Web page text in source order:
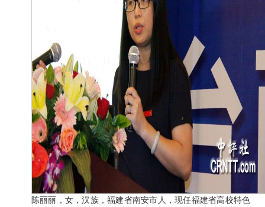
陈丽丽，女，汉族，福建省南安市人，现任福建省高校特色